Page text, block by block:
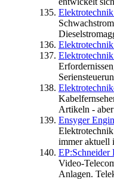
Artikeln -
Ensyger
immer aktuell
Video-
Anlagen.